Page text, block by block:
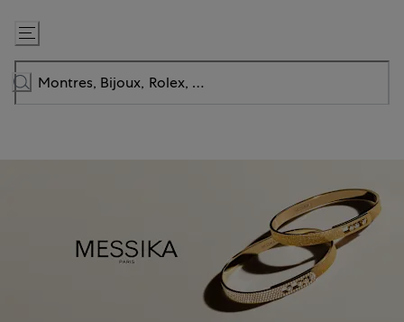
Passer
au
contenu